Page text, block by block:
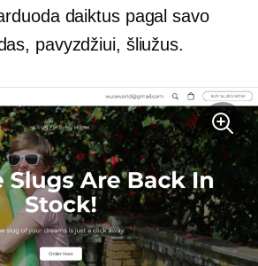
daiktus pagal savo
pavyzdžiui, šliužus.